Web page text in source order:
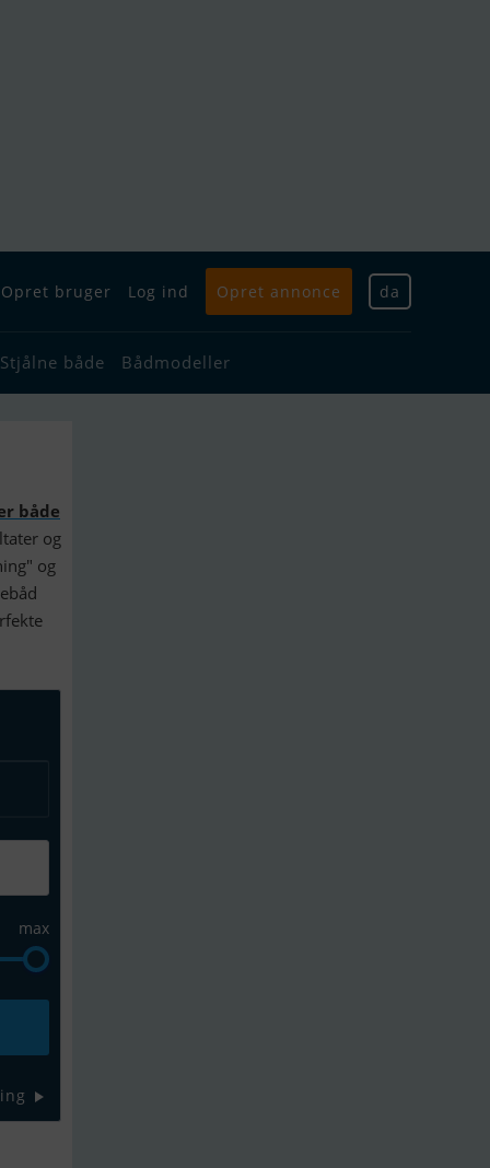
Opret bruger Log ind Opret annonce da
Stjålne både Bådmodeller
både
og
og
max